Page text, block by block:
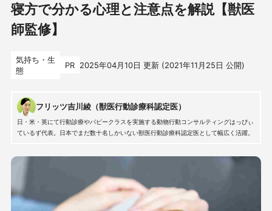
寝方で分かる心理と注意点を解説【獣医
師監修】
気持ち・生
態
PR 2025年04月10日 更新 (2021年11月25日 公開)
フリッツ吉川綾（獣医行動診療科認定医）
日・米・英にて行動診療やパピークラスを実施する動物行動コンサルティングはっぴぃ
ているず代表。日本でまだ数十名しかいない獣医行動診療科認定医として幅広く活躍。